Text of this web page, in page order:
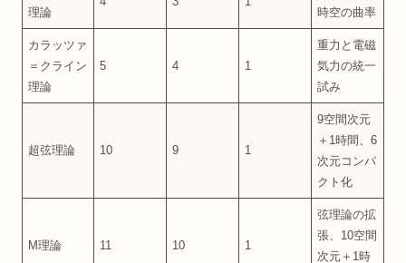
理論
時空の曲率
カラッツァ
＝クライン
理論
5 4 1
重力と電磁
気力の統一
試み
超弦理論 10 9 1
9空間次元
＋1時間、6
次元コンパ
クト化
M理論 11 10 1
弦理論の拡
張、10空間
次元＋1時